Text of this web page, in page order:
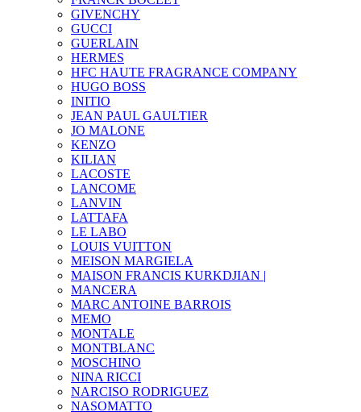
GIVENCHY
GUCCI
GUERLAIN
HERMES
HFC HAUTE FRAGRANCE COMPANY
HUGO BOSS
INITIO
JEAN PAUL GAULTIER
JO MALONE
KENZO
KILIAN
LACOSTE
LANCOME
LANVIN
LATTAFA
LE LABO
LOUIS VUITTON
MEISON MARGIELA
MAISON FRANCIS KURKDJIAN |
MANCERA
MARC ANTOINE BARROIS
MEMO
MONTALE
MONTBLANC
MOSCHINO
NINA RICCI
NARCISO RODRIGUEZ
NASOMATTO